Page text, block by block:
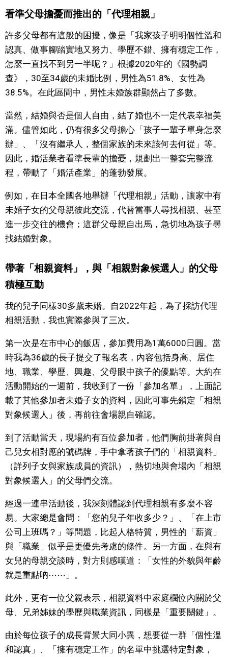
科學技術
生活
運動
教育
工作勞動
家庭
醫療健康
東京
編輯部通知
看準父母擔憂而推出的「代理相親」
許多父母都有這般的困擾，像是「我家孩子明明個性溫和
認真、做事腳踏實地又努力、學歷不錯、擁有穩定工作，
怎麼一直找不到另一半呢？」根據2020年的《國勢調
查》，30至34歲的未婚比例，男性為51.8%、女性為
38.5%。在此區間中，男性未婚族群顯然占了多數。
當然，結婚與否是個人自由，結了婚也不一定代表幸福美
滿。儘管如此，仍有很多父母擔心「孩子一輩子單身怎麼
辦」、「沒有繼承人，整個家族的未來該何去何從」等。
因此，婚活業者看準長輩的擔憂，規劃出一整套完整流
程，帶動了「婚活產業」的蓬勃發展。
例如，在日本全國各地舉辦「代理相親」活動，讓家中有
未婚子女的父母親彼此交流，代替當事人尋找相親、甚至
進一步交往的機會；這群父母親自出馬，急切地為孩子尋
找結婚對象。
帶著「相親資料」，與「相親對象候選人」的父母
積極互動
我的兒子同樣30多歲未婚。自2022年起，為了採訪代理
相親活動，我也實際參與了三次。
第一次是在市中心的飯店，參加費用為1萬6000日圓。當
時我為36歲的長子提交了報名表，內容包括身高、居住
地、職業、學歷、興趣、父母眼中孩子的優點等。大約在
活動開始的一週前，我收到了一份「參加名單」，上面記
載了其他參加者未婚子女的資料，因此可事先鎖定「相親
對象候選人」後，再前往會場親自確認。
到了活動當天，現場約有百位參加者，他們胸前掛著與自
己兒女相對應的號碼牌，手中拿著孩子們的「相親資料」
（詳列子女與家族成員的資訊），熱切地與會場內「相親
對象候選人」的父母們交流。
經過一連串活動後，我深刻體認到代理相親有多麼不容
易。大家總是會問：「您的兒子年收多少？」、「在上市
公司上班嗎？」等問題，比起人格特質，男性的「薪資」
與「職業」似乎是更優先考慮的條件。另一方面，在與有
女兒的母親交談時，對方則感嘆道：「女性的外貌與年齡
就是重點吶⋯⋯」。
此外，更有一位父親表示，相親資料中家庭欄位內關於父
母、兄弟姊妹的學歷與職業資訊，同樣是「重要關鍵」。
由於每位孩子的成長背景大同小異，想要從一群「個性溫
和認真」、「擁有穩定工作」的名單中挑選特定對象，